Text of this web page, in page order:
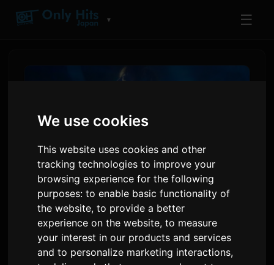
We use cookies
This website uses cookies and other
tracking technologies to improve your
browsing experience for the following
purposes:to enable basic functionality of
the website,to provide a better
experience on the website,to measure
your interest in our products and services
and to personalize marketing interactions,
▼ ☰
एनीम अंत थीम 'वाना मी' के रूप में एडियू ने
नया सिंगल घोषित किया